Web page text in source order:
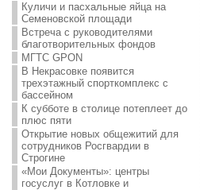
Куличи и пасхальные яйца на
Семеновской площади
Встреча с руководителями
благотворительных фондов
МГТС GPON
В Некрасовке появится
трехэтажный спорткомплекс с
бассейном
К субботе в столице потеплеет до
плюс пяти
Открытие новых общежитий для
сотрудников Росгвардии в
Строгине
«Мои Документы»: центры
госуслуг в Котловке и